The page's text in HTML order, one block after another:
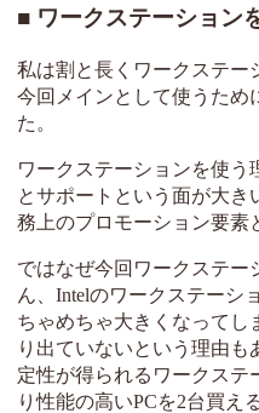
ワークステーション
私は割と長くワークステー
今回メインとして使うため
た。
ワークステーションを使う
とサポートという面が大き
務上のプロモーション要素
ではなぜ今回ワークステー
ん、Intelのワークステーシ
ちゃめちゃ大きくなってし
り出ていないという理由
定性が得られるワークステ
り性能の高いPCを2台買え